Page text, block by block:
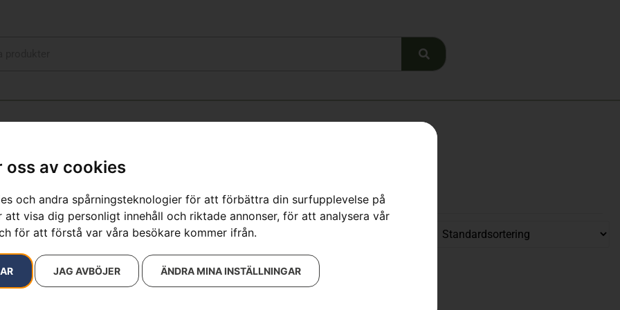
oss av cookies
och andra spårningsteknologier för att förbättra din surfupplevelse på
visa dig personligt innehåll och riktade annonser, för att analysera vår
för att förstå var våra besökare kommer ifrån.
JAG AVBÖJER ÄNDRA MINA INSTÄLLNINGAR
K 1270